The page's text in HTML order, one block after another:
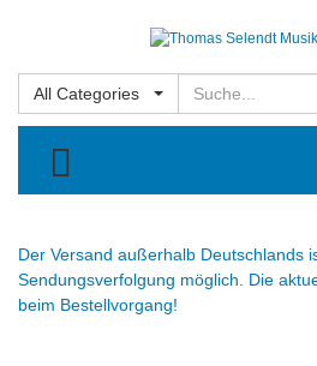
All Categories
TOGGLE MENU
Der Versand außerhalb Deutschlands
Sendungsverfolgung möglich. Die
beim Bestellvorgang!